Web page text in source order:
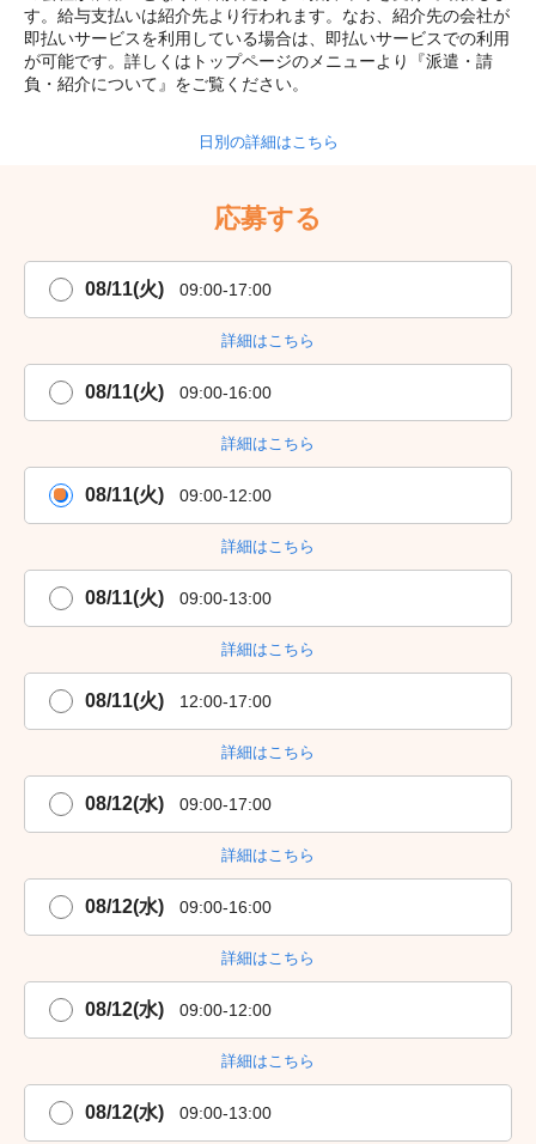
す。給与支払いは紹介先より行われます。なお、紹介先の会社が
即払いサービスを利用している場合は、即払いサービスでの利用
が可能です。詳しくはトップページのメニューより『派遣・請
負・紹介について』をご覧ください。
日別の詳細はこちら
応募する
08/11(火) 09:00-17:00
詳細はこちら
08/11(火) 09:00-16:00
詳細はこちら
08/11(火) 09:00-12:00
詳細はこちら
08/11(火) 09:00-13:00
詳細はこちら
08/11(火) 12:00-17:00
詳細はこちら
08/12(水) 09:00-17:00
詳細はこちら
08/12(水) 09:00-16:00
詳細はこちら
08/12(水) 09:00-12:00
詳細はこちら
08/12(水) 09:00-13:00